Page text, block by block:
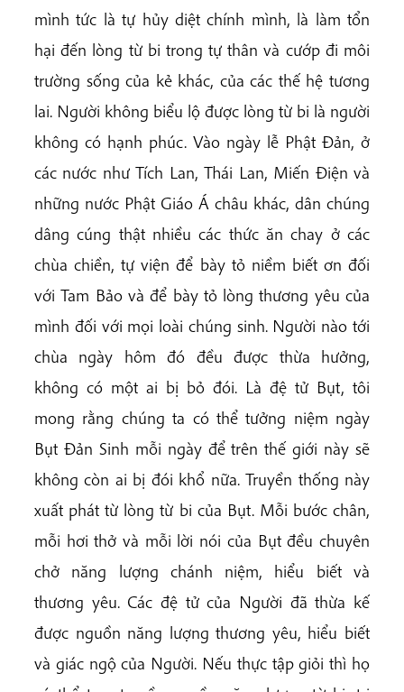
mình tức là tự hủy diệt chính mình, là làm tổn
hại đến lòng từ bi trong tự thân và cướp đi môi
trường sống của kẻ khác, của các thế hệ tương
lai. Người không biểu lộ được lòng từ bi là người
không có hạnh phúc. Vào ngày lễ Phật Đản, ở
các nước như Tích Lan, Thái Lan, Miến Điện và
những nước Phật Giáo Á châu khác, dân chúng
dâng cúng thật nhiều các thức ăn chay ở các
chùa chiền, tự viện để bày tỏ niềm biết ơn đối
với Tam Bảo và để bày tỏ lòng thương yêu của
mình đối với mọi loài chúng sinh. Người nào tới
chùa ngày hôm đó đều được thừa hưởng,
không có một ai bị bỏ đói. Là đệ tử Bụt, tôi
mong rằng chúng ta có thể tưởng niệm ngày
Bụt Đản Sinh mỗi ngày để trên thế giới này sẽ
không còn ai bị đói khổ nữa. Truyền thống này
xuất phát từ lòng từ bi của Bụt. Mỗi bước chân,
mỗi hơi thở và mỗi lời nói của Bụt đều chuyên
chở năng lượng chánh niệm, hiểu biết và
thương yêu. Các đệ tử của Người đã thừa kế
được nguồn năng lượng thương yêu, hiểu biết
và giác ngộ của Người. Nếu thực tập giỏi thì họ